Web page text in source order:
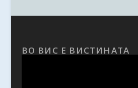
ВО ВИС Е ВИСТИНАТА